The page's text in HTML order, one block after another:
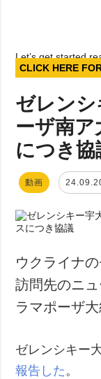
Let’s get started
CLICK HERE
ゼレン
ーザ南
につき協
動画
ウクライナ
訪問先のニ
ラマポーザ大
ゼレンシキー
報告した 。